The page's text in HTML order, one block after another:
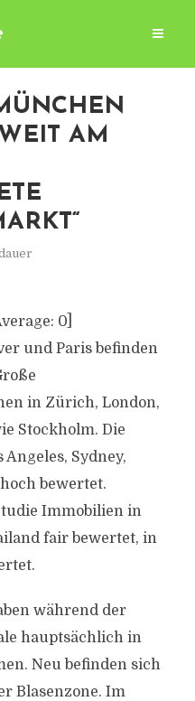
AM
0]
und Paris befinden
in Zürich, London,
Stockholm. Die
Sydney,
bewertet.
Immobilien in
fair bewertet, in
während der
hauptsächlich in
Neu befinden sich
Blasenzone. Im